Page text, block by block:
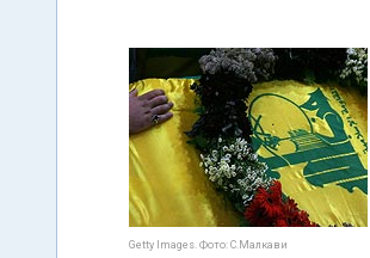
Getty Images. Фото: С.Малкави